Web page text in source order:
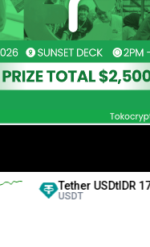
Tether USDtIDR 17.695,00